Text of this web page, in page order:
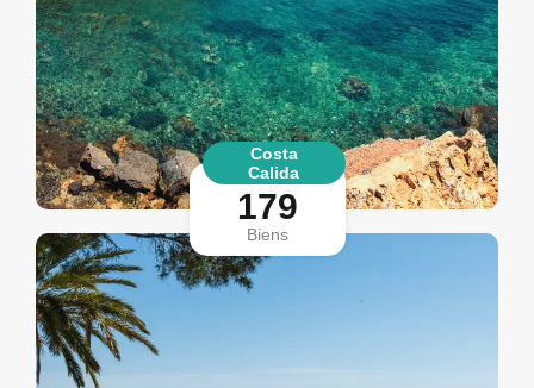
Costa
Calida
179
Biens